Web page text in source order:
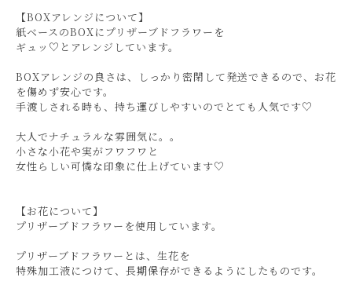
【BOXアレンジについて】
紙ベースのBOXにプリザーブドフラワーを
ギュッ♡とアレンジしています。
BOXアレンジの良さは、しっかり密閉して発送できるので、お花
を傷めず安心です。
手渡しされる時も、持ち運びしやすいのでとても人気です♡
大人でナチュラルな雰囲気に。。
小さな小花や実がフワフワと
女性らしい可憐な印象に仕上げています♡
【お花について】
プリザーブドフラワーを使用しています。
プリザーブドフラワーとは、生花を
特殊加工液につけて、長期保存ができるようにしたものです。